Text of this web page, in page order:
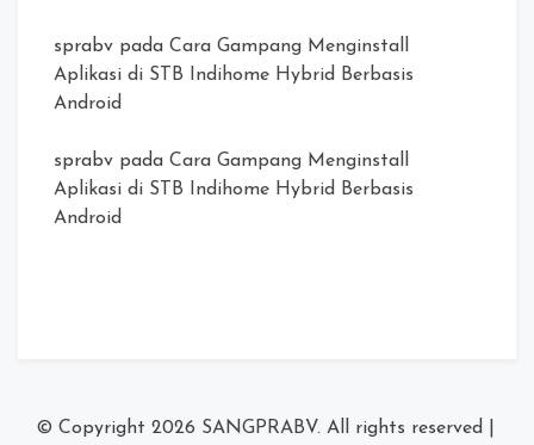
sprabv pada Cara Gampang Menginstall
Aplikasi di STB Indihome Hybrid Berbasis
Android
sprabv pada Cara Gampang Menginstall
Aplikasi di STB Indihome Hybrid Berbasis
Android
© Copyright 2026 SANGPRABV. All rights reserved